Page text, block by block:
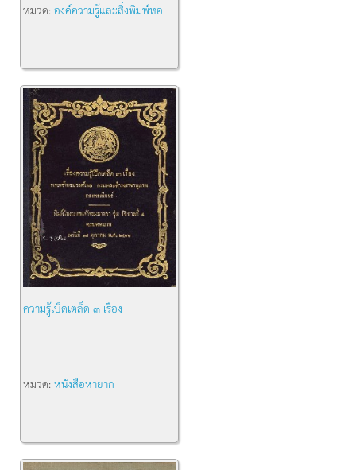
หมวด:องค์ความรู้และสิ่งพิมพ์หอ...
ความรู้เบ็ดเตล็ด ๓ เรื่อง
หมวด:หนังสือหายาก